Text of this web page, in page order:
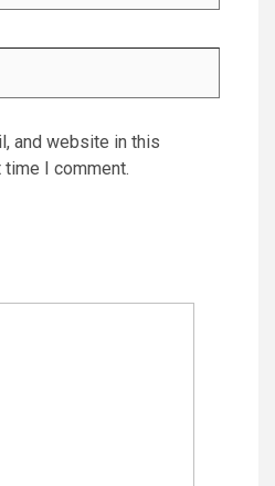
and website in this
I comment.